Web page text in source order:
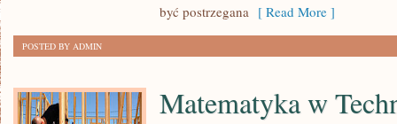
być postrzegana [ Read More ]
POSTED BY ADMIN
Matematyka w